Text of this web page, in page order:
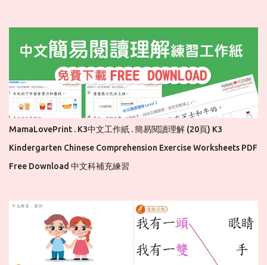
MamaLovePrint . K3中文工作紙 . 簡易閱讀理解 (20頁) K3
Kindergarten Chinese Comprehension Exercise Worksheets PDF
Free Download 中文科補充練習